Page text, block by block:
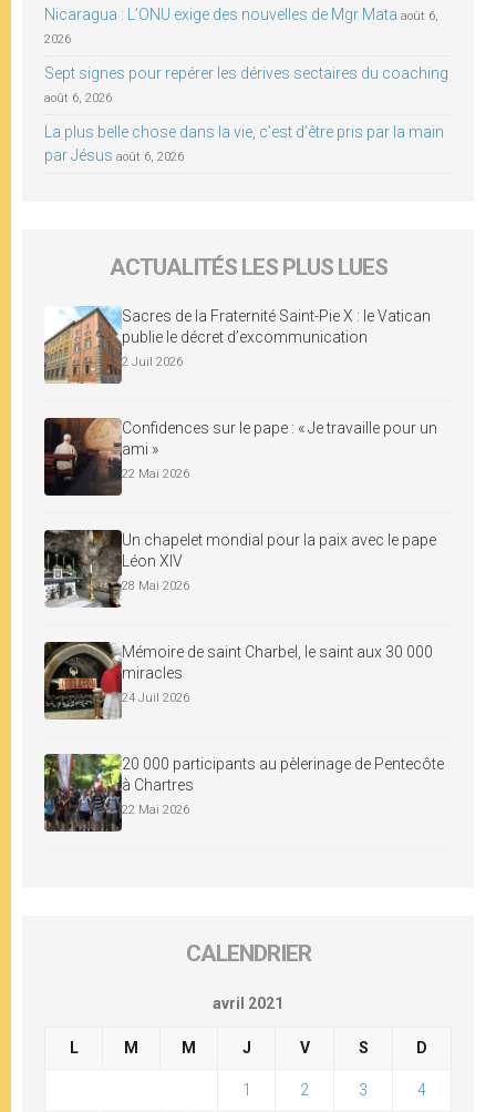
Nicaragua : L’ONU exige des nouvelles de Mgr Mata août 6,
2026
Sept signes pour repérer les dérives sectaires du coaching
août 6, 2026
La plus belle chose dans la vie, c’est d’être pris par la main
par Jésus août 6, 2026
ACTUALITÉS LES PLUS LUES
Sacres de la Fraternité Saint-Pie X : le Vatican
publie le décret d’excommunication
2 Juil 2026
Confidences sur le pape : « Je travaille pour un
ami »
22 Mai 2026
Un chapelet mondial pour la paix avec le pape
Léon XIV
28 Mai 2026
Mémoire de saint Charbel, le saint aux 30 000
miracles
24 Juil 2026
20 000 participants au pèlerinage de Pentecôte
à Chartres
22 Mai 2026
CALENDRIER
avril 2021
L M M J V S D
1 2 3 4